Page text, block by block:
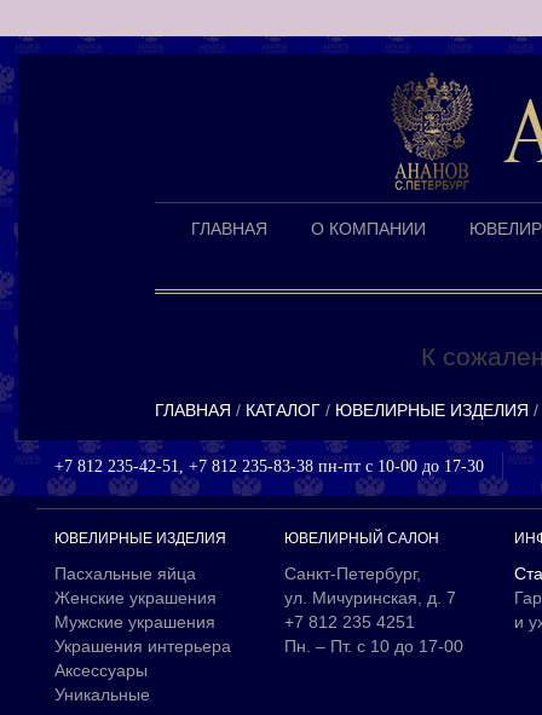
ГЛАВНАЯ О КОМПАНИИ
К
ГЛАВНАЯ КАТАЛОГ ЮВЕЛИРНЫЕ ИЗДЕЛИЯ
+7 812 235-42-51, +7 812 235-83-38 пн-пт с 10-00 до 17-30
ЮВЕЛИРНЫЕ ИЗДЕЛИЯ
Пасхальные яйца
Женские украшения
Мужские украшения
Украшения интерьера
Аксессуары
Уникальные
ЮВЕЛИРНЫЙ САЛОН
Санкт-Петербург,
ул. Мичуринская, д. 7
+7 812 235 4251
Пн. – Пт. с 10 до 17-00
и